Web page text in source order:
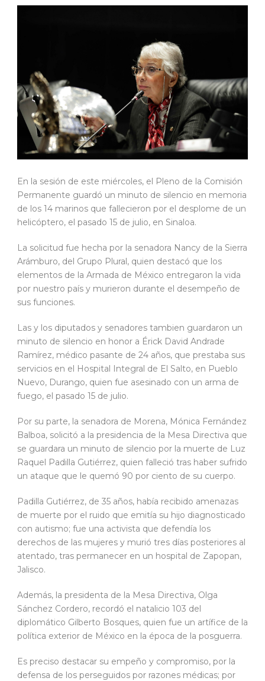
En la sesión de este miércoles, el Pleno de la Comisión
Permanente guardó un minuto de silencio en memoria
de los 14 marinos que fallecieron por el desplome de un
helicóptero, el pasado 15 de julio, en Sinaloa.
La solicitud fue hecha por la senadora Nancy de la Sierra
Arámburo, del Grupo Plural, quien destacó que los
elementos de la Armada de México entregaron la vida
por nuestro país y murieron durante el desempeño de
sus funciones.
Las y los diputados y senadores tambien guardaron un
minuto de silencio en honor a Érick David Andrade
Ramírez, médico pasante de 24 años, que prestaba sus
servicios en el Hospital Integral de El Salto, en Pueblo
Nuevo, Durango, quien fue asesinado con un arma de
fuego, el pasado 15 de julio.
Por su parte, la senadora de Morena, Mónica Fernández
Balboa, solicitó a la presidencia de la Mesa Directiva que
se guardara un minuto de silencio por la muerte de Luz
Raquel Padilla Gutiérrez, quien falleció tras haber sufrido
un ataque que le quemó 90 por ciento de su cuerpo.
Padilla Gutiérrez, de 35 años, había recibido amenazas
de muerte por el ruido que emitía su hijo diagnosticado
con autismo; fue una activista que defendía los
derechos de las mujeres y murió tres días posteriores al
atentado, tras permanecer en un hospital de Zapopan,
Jalisco.
Además, la presidenta de la Mesa Directiva, Olga
Sánchez Cordero, recordó el natalicio 103 del
diplomático Gilberto Bosques, quien fue un artífice de la
política exterior de México en la época de la posguerra.
Es preciso destacar su empeño y compromiso, por la
defensa de los perseguidos por razones médicas; por